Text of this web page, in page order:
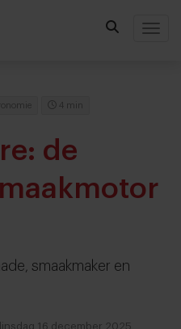
4 min
de
smaakmaker en
16 december 2025